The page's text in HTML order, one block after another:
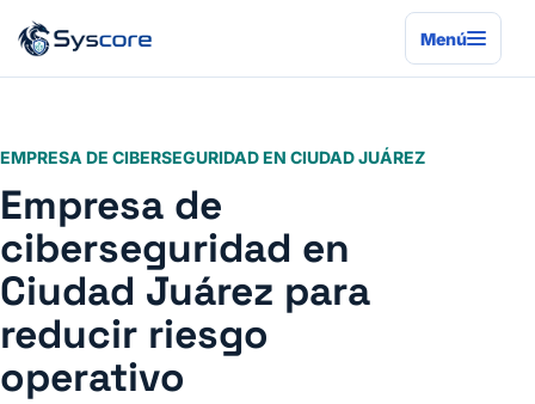
Menú
EMPRESA DE CIBERSEGURIDAD EN CIUDAD JUÁREZ
Empresa de
ciberseguridad en
Ciudad Juárez para
reducir riesgo
operativo